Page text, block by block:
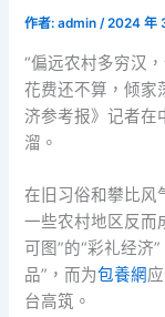
作者:admin/2024 年
“偏远农村多穷汉
花费还不算，倾家
济参考报》记者在
溜。
在旧习俗和攀比风
一些农村地区反而
可图”的“彩礼经济
品”，而为包養網
台高筑。